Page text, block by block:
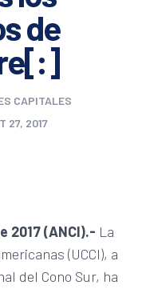
de
CAPITALES
27, 2017
2017 (ANCI).- La
(UCCI), a
del Cono Sur, ha